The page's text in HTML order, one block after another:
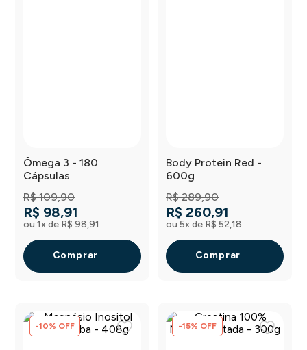
Ômega 3 - 180
Cápsulas
R$ 109,90
R$ 98,91
ou 1x de R$ 98,91
Comprar
Body Protein Red -
600g
R$ 289,90
R$ 260,91
ou 5x de R$ 52,18
Comprar
-10% OFF -15% OFF